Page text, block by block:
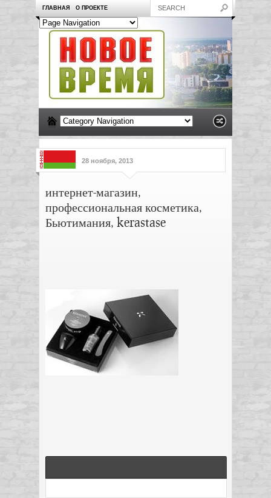
ГЛАВНАЯ О ПРОЕКТЕ
28 ноября, 2013
интернет-магазин,
профессиональная косметика,
Бьютимания, kerastase